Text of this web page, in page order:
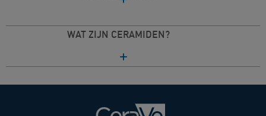
WAT ZIJN CERAMIDEN?